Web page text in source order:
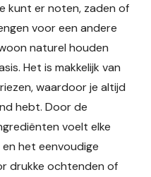
kunt er noten, zaden of
voor een andere
naturel houden
Het is makkelijk van
waardoor je altijd
hebt. Door de
voelt elke
het eenvoudige
drukke ochtenden of